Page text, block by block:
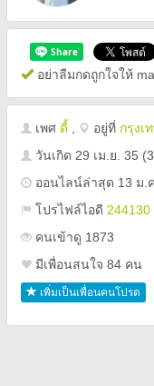
อย่าลืมกดถูกใจให้
เพศ ดี้ อยู่ที่ กรุงเ
วันเกิด 29 เม.ย. 35
ออนไลน์ล่าสุด 13 ม.
โปรไฟล์ไอดี 244130
คนเข้าดู 1873
มีเพื่อนสนใจ 84 คน
เพิ่มเป็นเพื่อนคนโปรด